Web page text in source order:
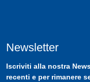
Newsletter
Iscriviti alla nostra
recenti e per rimanere